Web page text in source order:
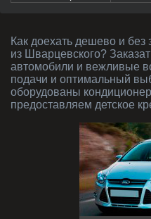
Как доехать дешево и без задержки в Шварцевский или
из Шварцевского?
автомобили и вежливые
подачи и оптимальный
оборудованы
предоставляем детское